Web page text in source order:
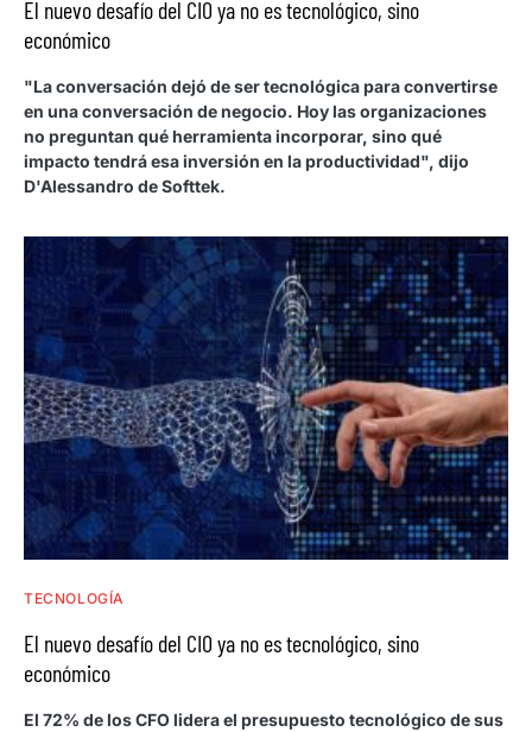
El nuevo desafío del CIO ya no es tecnológico, sino
económico
"La conversación dejó de ser tecnológica para convertirse
en una conversación de negocio. Hoy las organizaciones
no preguntan qué herramienta incorporar, sino qué
impacto tendrá esa inversión en la productividad", dijo
D'Alessandro de Softtek.
TECNOLOGÍA
El nuevo desafío del CIO ya no es tecnológico, sino
económico
El 72% de los CFO lidera el presupuesto tecnológico de sus